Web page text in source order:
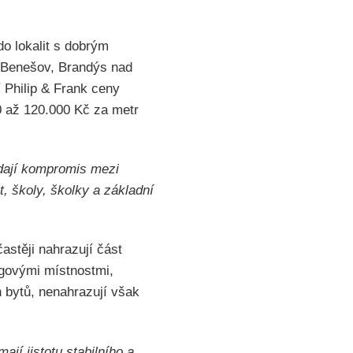
lokalit s dobrým
Brandýs nad
& Frank ceny
120.000 Kč za metr
kompromis mezi
školy, školky a základní
nahrazují část
místnostmi,
nenahrazují však